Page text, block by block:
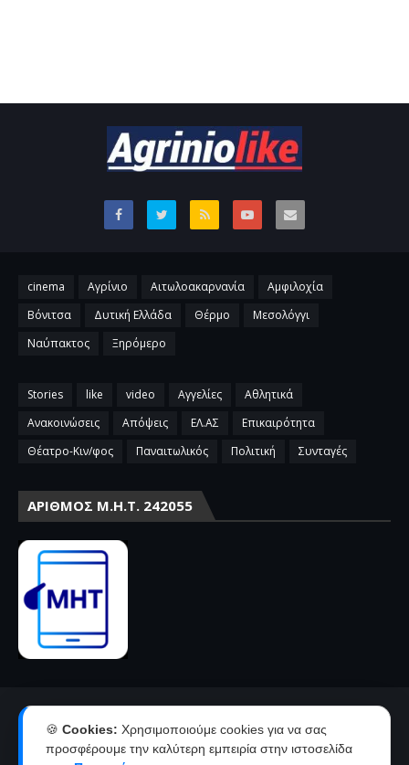
cinema Αγρίνιο Αιτωλοακαρνανία
Αμφιλοχία
Βόνιτσα
Δυτική Ελλάδα Θέρμο
Μεσολόγγι
Ναύπακτος
Ξηρόμερο
Stories like video Αγγελίες
Αθλητικά
Ανακοινώσεις
Απόψεις ΕΛ.ΑΣ
Επικαιρότητα
Θέατρο-Κιν/φος
Παναιτωλικός Πολιτική Συνταγές
ΑΡΙΘΜΌΣ Μ.Η.Τ. 242055
Όροι χρήσης-πολιτική απορρήτου
Ταυτότητα
🍪 Cookies: Χρησιμοποιούμε cookies για να σας
προσφέρουμε την καλύτερη εμπειρία στην ιστοσελίδα